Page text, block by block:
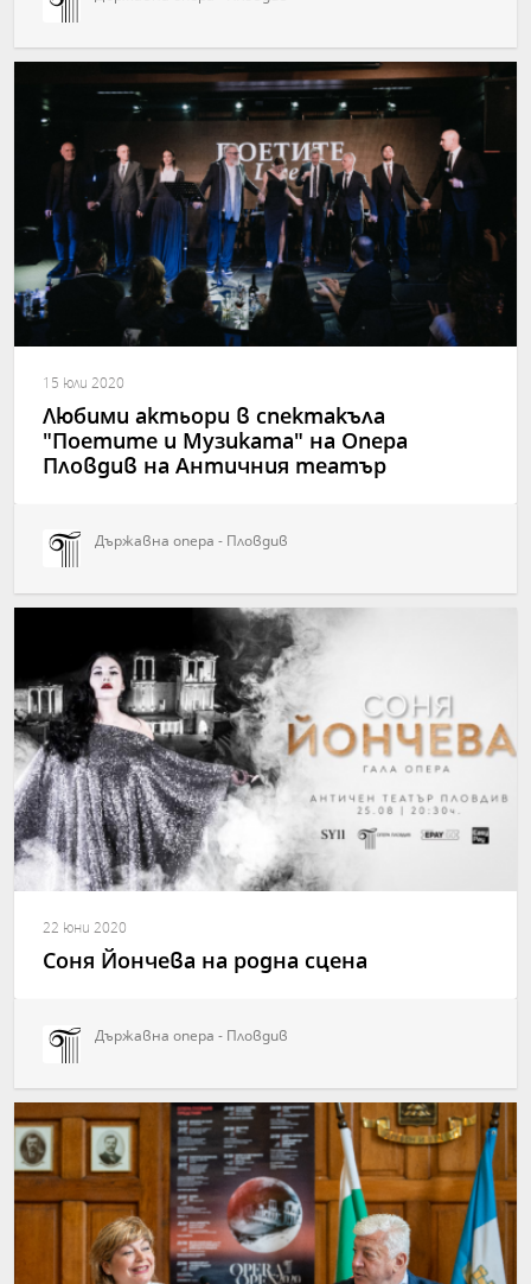
15 юли 2020
Любими актьори в спектакъла
"Поетите и Музиката" на Опера
Пловдив на Античния театър
Държавна опера - Пловдив
22 юни 2020
Соня Йончева на родна сцена
Държавна опера - Пловдив